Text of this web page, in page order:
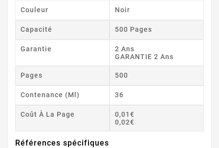
Couleur Noir
Capacité 500 Pages
Garantie
2 Ans
GARANTIE 2 Ans
Pages 500
Contenance (ml) 36
Coût À La Page
0,01€
0,02€
Références spécifiques